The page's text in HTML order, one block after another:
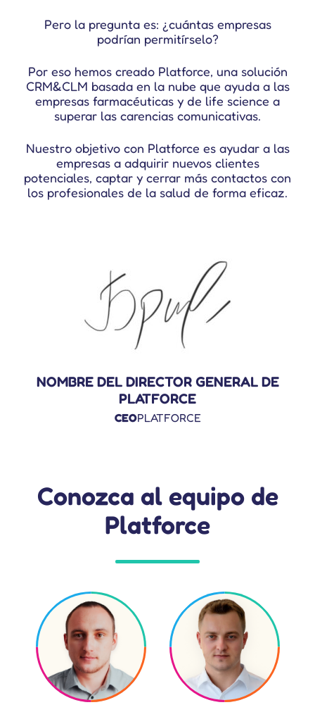
Pero la pregunta es: ¿cuántas empresas
podrían permitírselo?
Por eso hemos creado Platforce, una solución
CRM&CLM basada en la nube que ayuda a las
empresas farmacéuticas y de life science a
superar las carencias comunicativas.
Nuestro objetivo con Platforce es ayudar a las
empresas a adquirir nuevos clientes
potenciales, captar y cerrar más contactos con
los profesionales de la salud de forma eficaz.
NOMBRE DEL DIRECTOR GENERAL DE
PLATFORCE
CEOPLATFORCE
Conozca al equipo de
Platforce